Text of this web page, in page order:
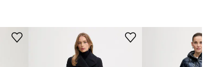
Tommy Jeans